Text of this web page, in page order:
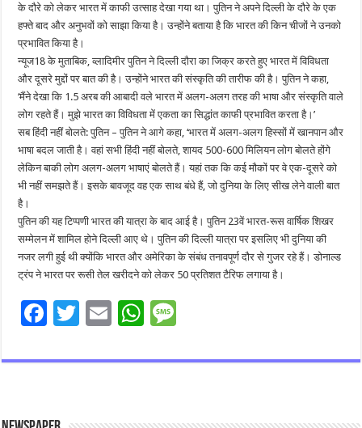
के दौरे को लेकर भारत में काफी उत्साह देखा गया था। पुतिन ने अपने दिल्ली के दौरे के एक
हफ्ते बाद और अनुभवों को साझा किया है। उन्होंने बताया है कि भारत की किन चीजों ने उनको
प्रभावित किया है।
न्यूज18 के मुताबिक, व्लादिमीर पुतिन ने दिल्ली दौरा का जिक्र करते हुए भारत में विविधता
और दूसरे मुद्दों पर बात की है। उन्होंने भारत की संस्कृति की तारीफ की है। पुतिन ने कहा,
‘मैंने देखा कि 1.5 अरब की आबादी वले भारत में अलग-अलग तरह की भाषा और संस्कृति वाले
लोग रहते हैं। मुझे भारत का विविधता में एकता का सिद्धांत काफी प्रभावित करता है।’
सब हिंदी नहीं बोलते: पुतिन – पुतिन ने आगे कहा, ‘भारत में अलग-अलग हिस्सों में खानपान और
भाषा बदल जाती है। वहां सभी हिंदी नहीं बोलते, शायद 500-600 मिलियन लोग बोलते होंगे
लेकिन बाकी लोग अलग-अलग भाषाएं बोलते हैं। यहां तक कि कई मौकों पर वे एक-दूसरे को
भी नहीं समझते हैं। इसके बावजूद वह एक साथ बंधे हैं, जो दुनिया के लिए सीख लेने वाली बात
है।
पुतिन की यह टिप्पणी भारत की यात्रा के बाद आई है। पुतिन 23वें भारत-रूस वार्षिक शिखर
सम्मेलन में शामिल होने दिल्ली आए थे। पुतिन की दिल्ली यात्रा पर इसलिए भी दुनिया की
नजर लगी हुई थी क्योंकि भारत और अमेरिका के संबंध तनावपूर्ण दौर से गुजर रहे हैं। डोनाल्ड
ट्रंप ने भारत पर रूसी तेल खरीदने को लेकर 50 प्रतिशत टैरिफ लगाया है।
F
e
o
T
tt
E
ai
W
at
p
sa
e